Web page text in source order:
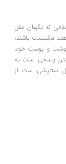
که نگهبان عقل
فاشیست باشند؛
گوشت و پوست خود
پاسخی است به
ستایشی است از